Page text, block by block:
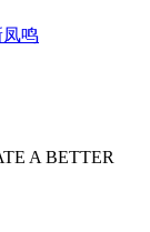
鸣
A BETTER